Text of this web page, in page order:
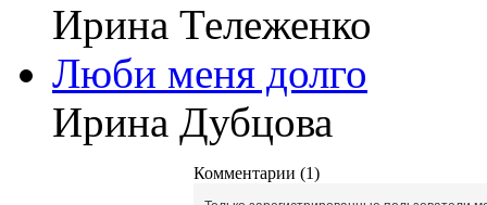
Ирина Тележенко
Люби меня долго
Ирина Дубцова
Комментарии (1)